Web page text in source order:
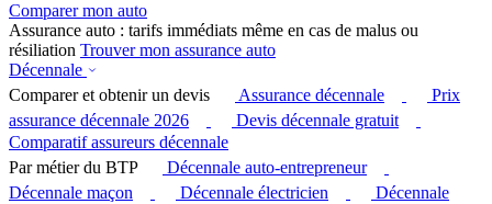
Comparer mon auto
Assurance auto : tarifs immédiats même en cas de malus ou
résiliation Trouver mon assurance auto
Décennale
Comparer et obtenir un devis
Assurance décennale
Prix
assurance décennale 2026
Devis décennale gratuit
Comparatif assureurs décennale
Par métier du BTP
Décennale auto-entrepreneur
Décennale maçon
Décennale électricien
Décennale